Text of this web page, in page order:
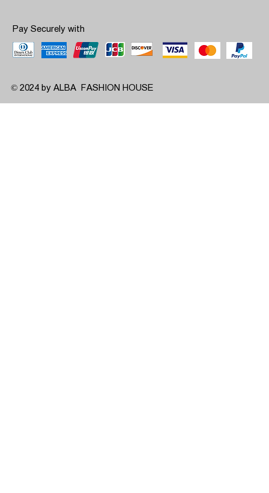
Pay Securely with
© 2024 by ALBA FASHION HOUSE